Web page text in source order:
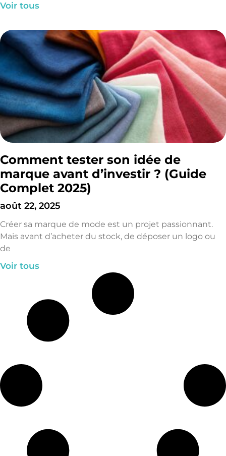
Voir tous
Comment tester son idée de
marque avant d’investir ? (Guide
Complet 2025)
août 22, 2025
Créer sa marque de mode est un projet passionnant.
Mais avant d’acheter du stock, de déposer un logo ou
de
Voir tous